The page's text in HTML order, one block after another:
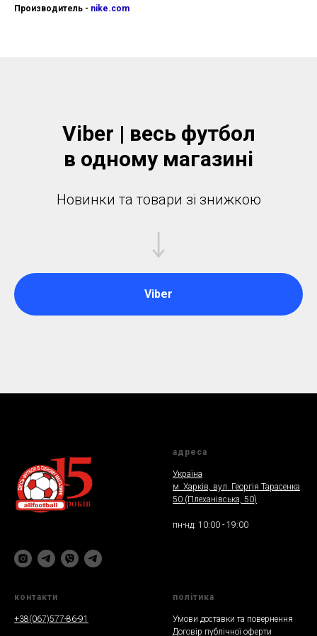
Производитель - nike.com
Viber | весь футбол
в одному магазинi
Новинки та товари зі знижкою
Viber
адреса
Україна
м. Харкiв, вул. Георгія Тарасенка
50 (Плеханiвська, 50)
пн-нд: 10:00 - 19:00
контакти
+38(067)577-86-91
полiтика
Умови доставки та повернення
Договір публічної оферти